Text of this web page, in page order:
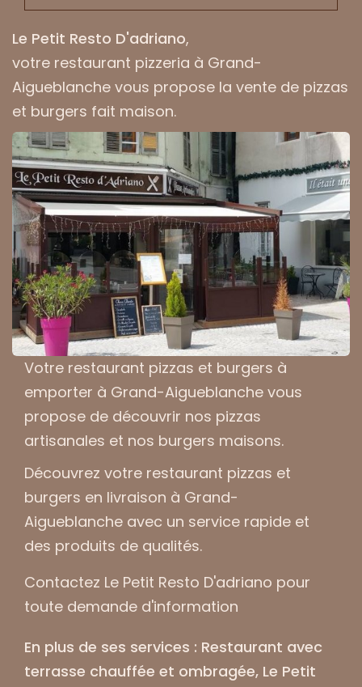
Le Petit Resto D'adriano,
votre restaurant pizzeria à Grand-
Aigueblanche vous propose la vente de pizzas
et burgers fait maison.
Votre restaurant pizzas et burgers à
emporter à Grand-Aigueblanche vous
propose de découvrir nos pizzas
artisanales et nos burgers maisons.
Découvrez votre restaurant pizzas et
burgers en livraison à Grand-
Aigueblanche avec un service rapide et
des produits de qualités.
Contactez Le Petit Resto D'adriano pour
toute demande d'information
En plus de ses services : Restaurant avec
terrasse chauffée et ombragée, Le Petit